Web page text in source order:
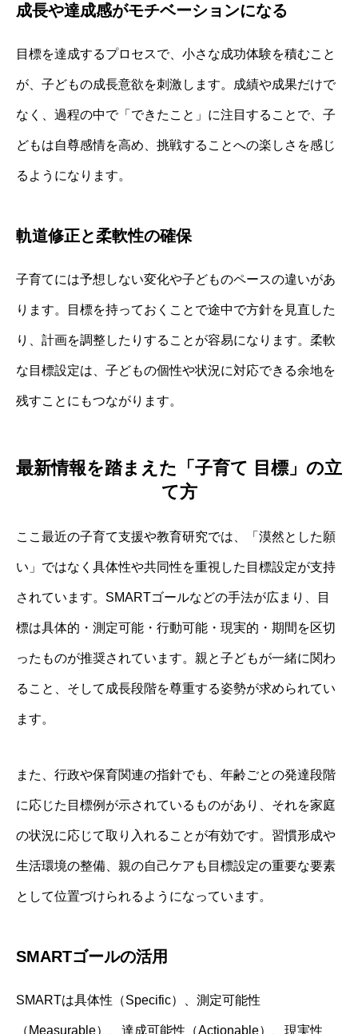
成長や達成感がモチベーションになる
目標を達成するプロセスで、小さな成功体験を積むこと
が、子どもの成長意欲を刺激します。成績や成果だけで
なく、過程の中で「できたこと」に注目することで、子
どもは自尊感情を高め、挑戦することへの楽しさを感じ
るようになります。
軌道修正と柔軟性の確保
子育てには予想しない変化や子どものペースの違いがあ
ります。目標を持っておくことで途中で方針を見直した
り、計画を調整したりすることが容易になります。柔軟
な目標設定は、子どもの個性や状況に対応できる余地を
残すことにもつながります。
最新情報を踏まえた「子育て 目標」の立
て方
ここ最近の子育て支援や教育研究では、「漠然とした願
い」ではなく具体性や共同性を重視した目標設定が支持
されています。SMARTゴールなどの手法が広まり、目
標は具体的・測定可能・行動可能・現実的・期間を区切
ったものが推奨されています。親と子どもが一緒に関わ
ること、そして成長段階を尊重する姿勢が求められてい
ます。
また、行政や保育関連の指針でも、年齢ごとの発達段階
に応じた目標例が示されているものがあり、それを家庭
の状況に応じて取り入れることが有効です。習慣形成や
生活環境の整備、親の自己ケアも目標設定の重要な要素
として位置づけられるようになっています。
SMARTゴールの活用
SMARTは具体性（Specific）、測定可能性
（Measurable）、達成可能性（Actionable）、現実性